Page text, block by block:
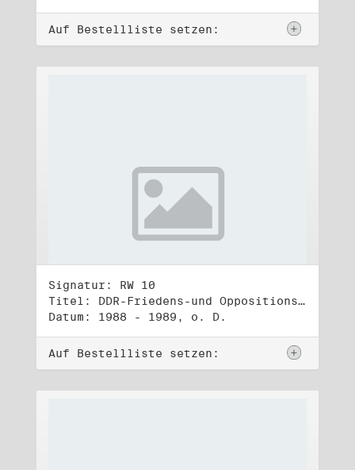
Auf Bestellliste setzen:
Signatur: RW 10
Titel: DDR-Friedens-und Oppositionsbewegung (3)
Datum: 1988 - 1989, o. D.
Auf Bestellliste setzen: